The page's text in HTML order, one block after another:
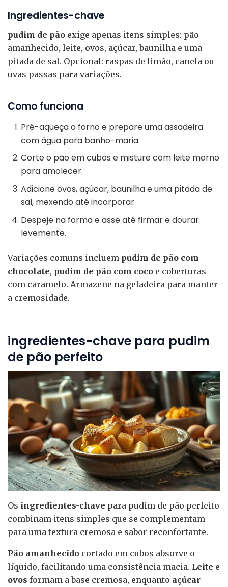
Ingredientes-chave
pudim de pão exige apenas itens simples: pão
amanhecido, leite, ovos, açúcar, baunilha e uma
pitada de sal. Opcional: raspas de limão, canela ou
uvas passas para variações.
Como funciona
Pré-aqueça o forno e prepare uma assadeira
com água para banho-maria.
Corte o pão em cubos e misture com leite morno
para amolecer.
Adicione ovos, açúcar, baunilha e uma pitada de
sal, mexendo até incorporar.
Despeje na forma e asse até firmar e dourar
levemente.
Variações comuns incluem pudim de pão com
chocolate, pudim de pão com coco e coberturas
com caramelo. Armazene na geladeira para manter
a cremosidade.
ingredientes-chave para pudim
de pão perfeito
Os ingredientes-chave para pudim de pão perfeito
combinam itens simples que se complementam
para uma textura cremosa e sabor reconfortante.
Pão amanhecido cortado em cubos absorve o
líquido, facilitando uma consistência macia. Leite e
ovos formam a base cremosa, enquanto açúcar